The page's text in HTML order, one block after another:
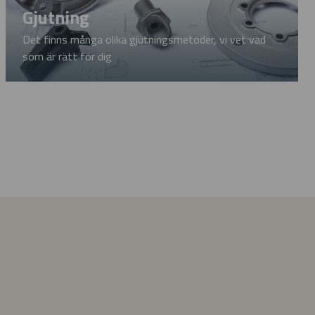
Gjutning
Det finns många olika gjutningsmetoder, vi vet vad
som är rätt för dig